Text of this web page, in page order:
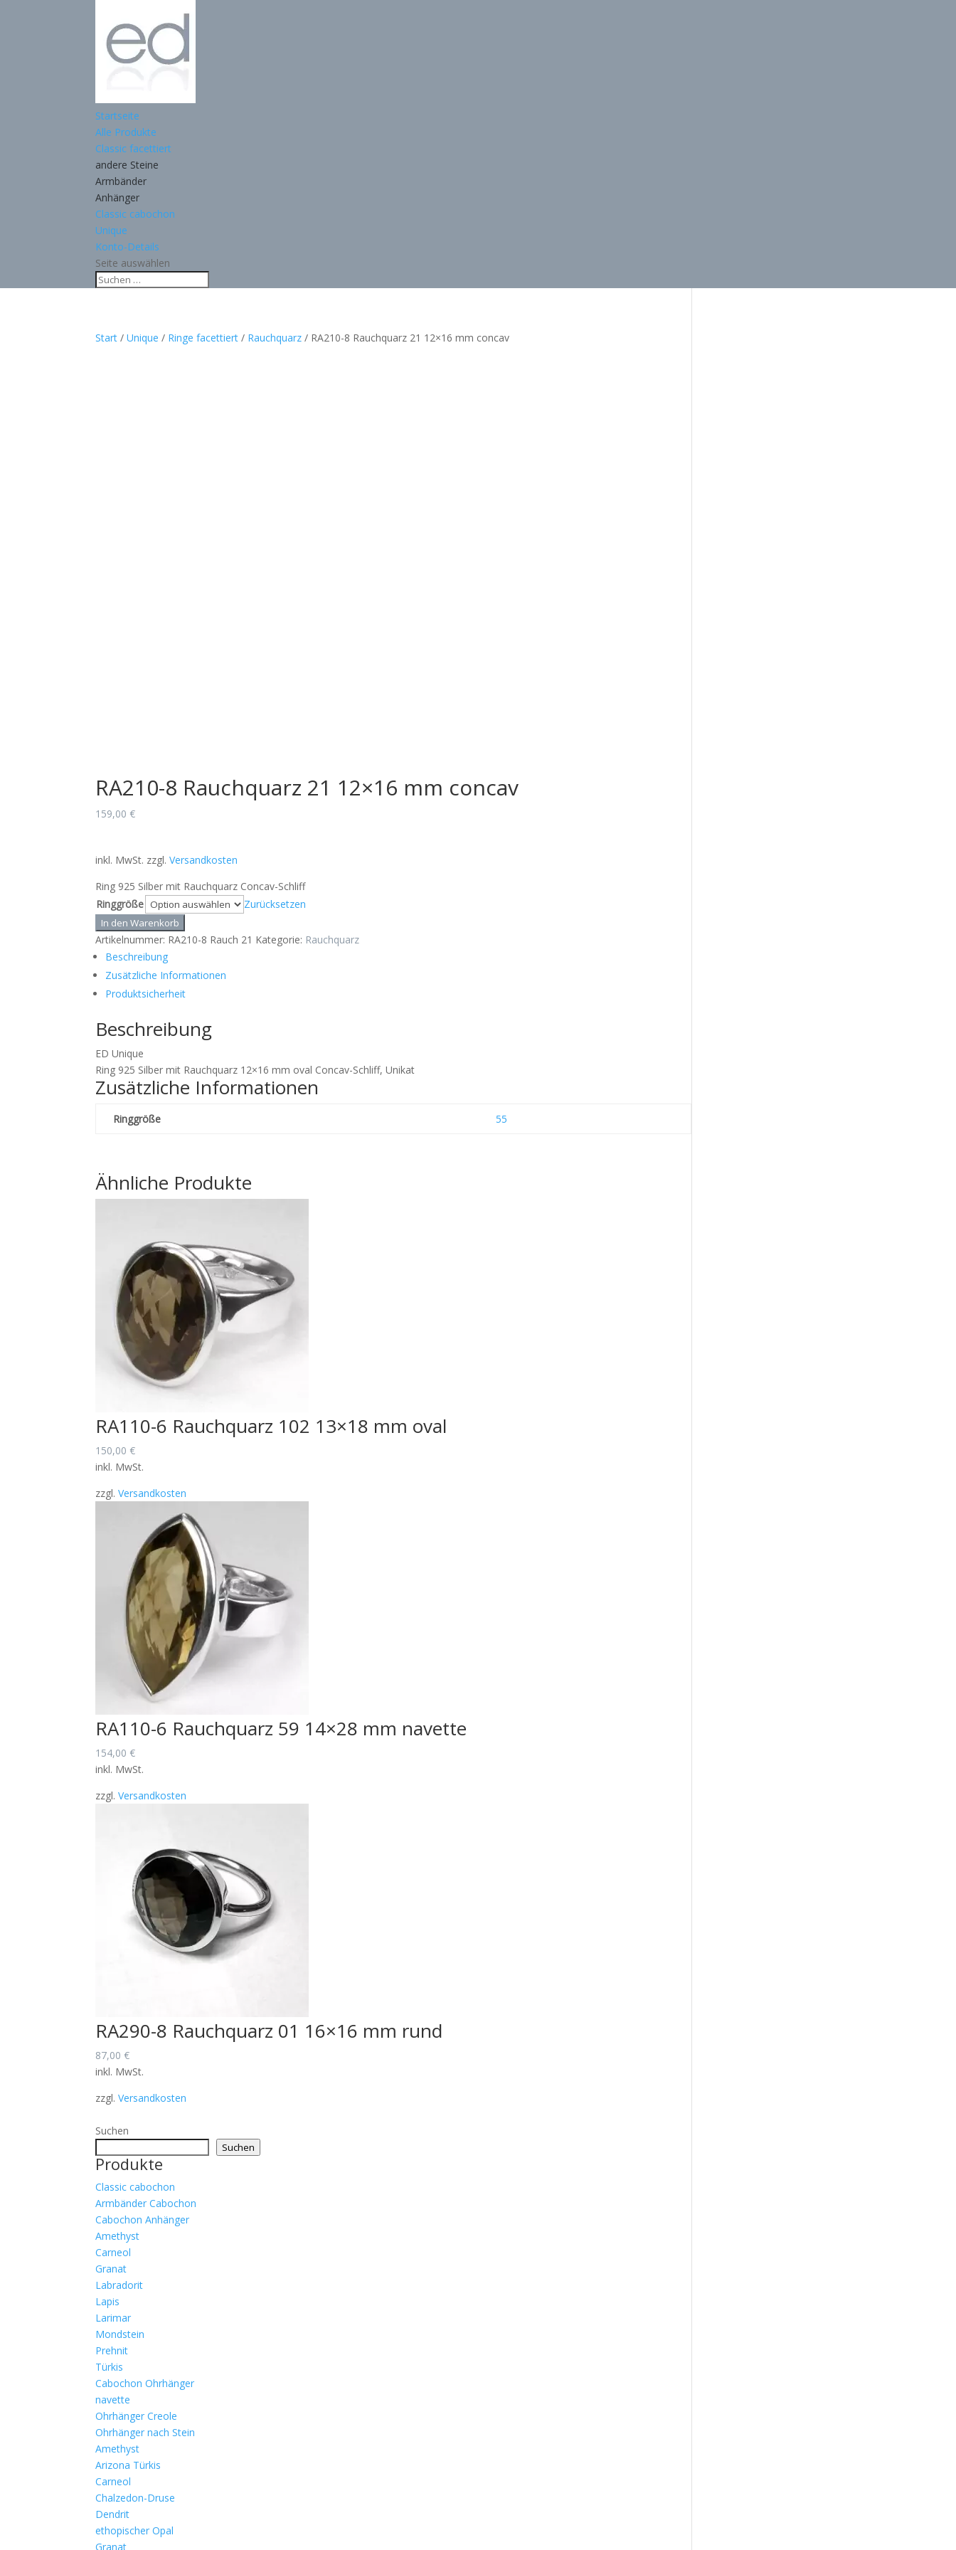
Startseite
Alle Produkte
Classic facettiert
andere Steine
Armbänder
Anhänger
Classic cabochon
Unique
Konto-Details
Seite auswählen
Start /Unique / Ringe facettiert / Rauchquarz / RA210-8 Rauchquarz 21 12×16 mm concav
RA210-8 Rauchquarz 21 12×16 mm concav
159,00 €
inkl. MwSt. zzgl.Versandkosten
Ring 925 Silber mit Rauchquarz Concav-Schliff
Ringgröße
Zurücksetzen
RA210-
8
Rauchquarz
21
12x16
concav
Menge
In den Warenkorb
Artikelnummer: RA210-8 Rauch 21 Kategorie: Rauchquarz
Beschreibung
Zusätzliche Informationen
Produktsicherheit
Beschreibung
ED Unique
Ring 925 Silber mit Rauchquarz 12×16 mm oval Concav-Schliff, Unikat
Zusätzliche Informationen
Ringgröße 55
Ähnliche Produkte
RA110-6 Rauchquarz 102 13×18 mm oval
150,00 €
inkl. MwSt.
zzgl.Versandkosten
RA110-6 Rauchquarz 59 14×28 mm navette
154,00 €
inkl. MwSt.
zzgl.Versandkosten
RA290-8 Rauchquarz 01 16×16 mm rund
87,00 €
inkl. MwSt.
zzgl.Versandkosten
Suchen
Suchen
Produkte
Classic cabochon
Armbänder Cabochon
Cabochon Anhänger
Amethyst
Carneol
Granat
Labradorit
Lapis
Larimar
Mondstein
Prehnit
Türkis
Cabochon Ohrhänger
navette
Ohrhänger Creole
Ohrhänger nach Stein
Amethyst
Arizona Türkis
Carneol
Chalzedon-Druse
Dendrit
ethopischer Opal
Granat